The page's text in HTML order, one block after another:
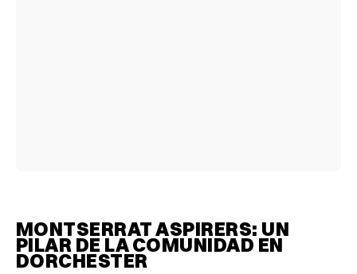
MONTSERRAT ASPIRERS: UN
PILAR DE LA COMUNIDAD EN
DORCHESTER